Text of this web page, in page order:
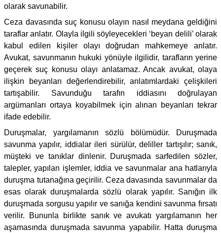
olarak savunabilir.
Ceza davasında suç konusu olayın nasıl meydana geldiğini
taraflar anlatır. Olayla ilgili söyleyecekleri ‘beyan delili’ olarak
kabul edilen kişiler olayı doğrudan mahkemeye anlatır.
Avukat, savunmanın hukuki yönüyle ilgilidir, tarafların yerine
geçerek suç konusu olayı anlatamaz. Ancak avukat, olaya
ilişkin beyanları değerlendirebilir, anlatımlardaki çelişkileri
tartışabilir. Savunduğu tarafın iddiasını doğrulayan
argümanları ortaya koyabilmek için alınan beyanları tekrar
ifade edebilir.
Duruşmalar, yargılamanın sözlü bölümüdür. Duruşmada
savunma yapılır, iddialar ileri sürülür, deliller tartışılır; sanık,
müşteki ve tanıklar dinlenir. Duruşmada sarfedilen sözler,
talepler, yapılan işlemler, iddia ve savunmalar ana hatlarıyla
duruşma tutanağına geçirilir. Ceza davasında savunmalar da
esas olarak duruşmalarda sözlü olarak yapılır. Sanığın ilk
duruşmada sorgusu yapılır ve sanığa kendini savunma fırsatı
verilir. Bununla birlikte sanık ve avukatı yargılamanın her
aşamasında duruşmada savunma yapabilir. Hatta duruşma